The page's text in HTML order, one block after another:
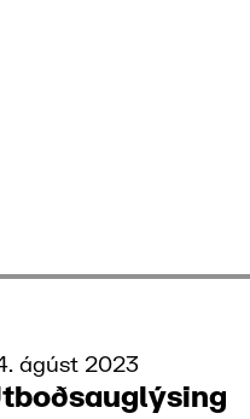
ágúst 2023